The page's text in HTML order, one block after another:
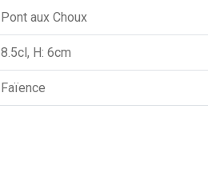
Pont aux Choux
8.5cl, H: 6cm
Faïence